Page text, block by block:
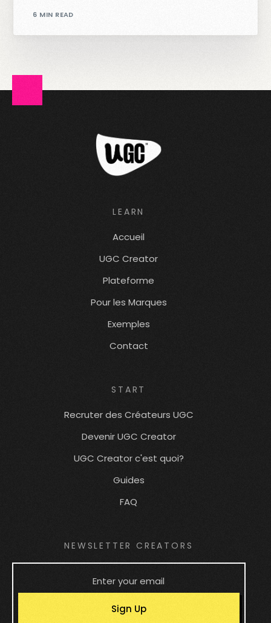
6 MIN READ
LEARN
Accueil
UGC Creator
Plateforme
Pour les Marques
Exemples
Contact
START
Recruter des Créateurs UGC
Devenir UGC Creator
UGC Creator c'est quoi?
Guides
FAQ
NEWSLETTER CREATORS
Sign Up